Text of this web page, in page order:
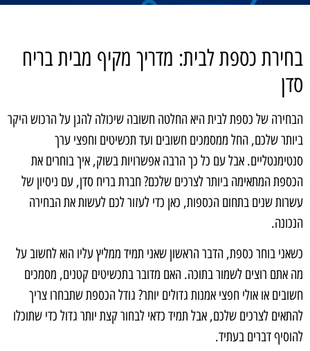
בחירת כספת לבית: מדריך מקיף מבית בריח
סדן
הבחירה של כספת לבית היא החלטה חשובה שיכולה להגן על הרכוש היקר
ביותר שלכם, החל ממסמכים חשובים ועד תכשיטים וחפצי ערך
סנטימנטליים. אבל עם כל כך הרבה אפשרויות בשוק, איך בוחרים את
הכספת המתאימה ביותר לצרכים שלכם? חברת בריח סדן, עם ניסיון של
עשרות שנים בתחום הכספות, כאן כדי לעזור לכם לעשות את הבחירה
הנכונה.
כשאני בוחר כספת, הדבר הראשון שאני תמיד ממליץ עליו הוא לחשוב על
מה אתם רוצים לשמור בתוכה. האם מדובר בתכשיטים קטנים, מסמכים
חשובים או אולי חפצי אמנות גדולים יותר? גודל הכספת שתבחרו צריך
להתאים לצרכים שלכם, אבל תמיד כדאי לבחור קצת יותר גדול כדי שתוכלו
להוסיף דברים בעתיד.